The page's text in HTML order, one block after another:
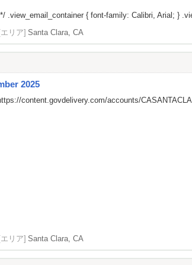
.view_email_container { font-family: Calibri, Arial; }
[エリア] Santa Clara, CA
2025
content.govdelivery.com/accounts/
[エリア] Santa Clara, CA